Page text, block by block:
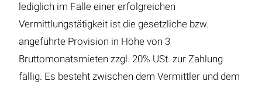
lediglich im Falle einer erfolgreichen
Vermittlungstätigkeit ist die gesetzliche bzw.
angeführte Provision in Höhe von 3
Bruttomonatsmieten zzgl. 20% USt. zur Zahlung
fällig. Es besteht zwischen dem Vermittler und dem